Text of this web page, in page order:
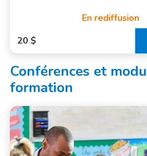
En rediffusion
20 $
Conférences et
formation